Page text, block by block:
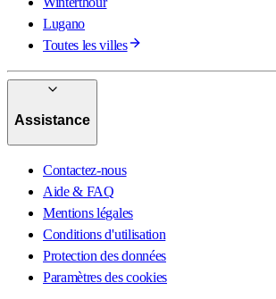
Lugano
Toutes les villes
Assistance
Contactez-nous
Aide & FAQ
Mentions légales
Conditions d'utilisation
Protection des données
Paramètres des cookies